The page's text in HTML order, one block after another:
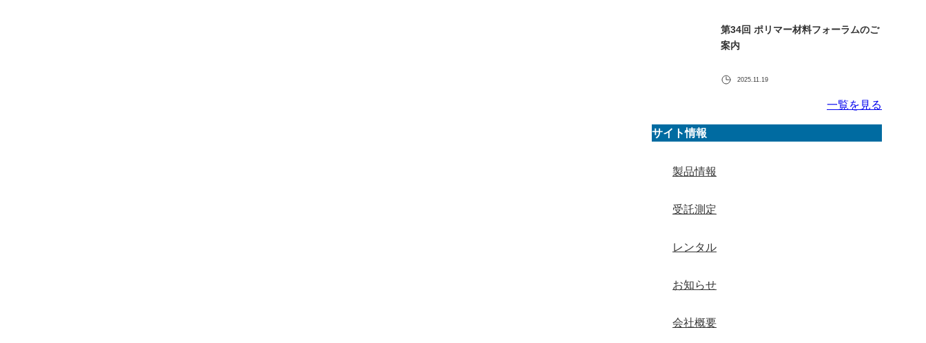
第34回 ポリマー材料フォーラムのご
案内
2025.11.19
一覧を見る
サイト情報
製品情報
受託測定
レンタル
お知らせ
会社概要